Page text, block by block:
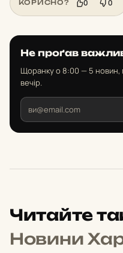
КОРИСНО? 0 0
Не проґав
Щоранку о 8:00 — 5 новин,
вечір.
Читайте
Новини